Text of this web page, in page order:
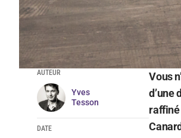
AUTEUR
Yves
Tesson
DATE
Vous
d’une
raffiné